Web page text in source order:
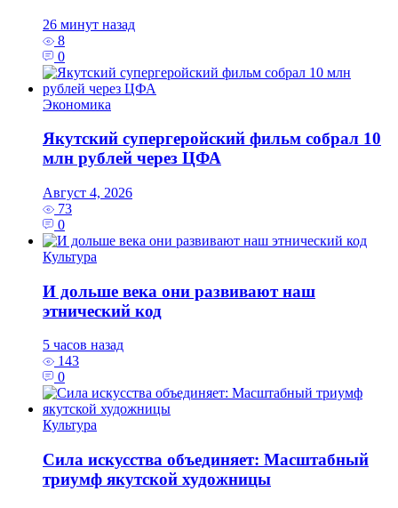
26 минут назад
8
0
Экономика
Якутский супергеройский фильм собрал 10
млн рублей через ЦФА
Август 4, 2026
73
0
Культура
И дольше века они развивают наш
этнический код
5 часов назад
143
0
Культура
Сила искусства объединяет: Масштабный
триумф якутской художницы